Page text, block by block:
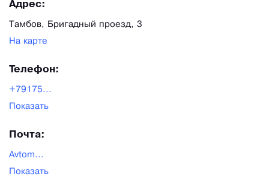
автоматов газированной воды
Доставка по России транспортной компанией на
Самовывоз г.Тамбов
Адрес:
Тамбов, Бригадный проезд, 3
На карте
Телефон:
+79175...
Показать
Почта:
Avtom...
Показать